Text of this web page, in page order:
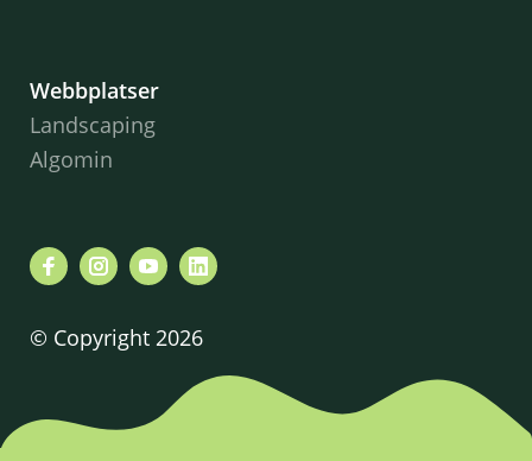
Webbplatser
Landscaping
Algomin
© Copyright 2026